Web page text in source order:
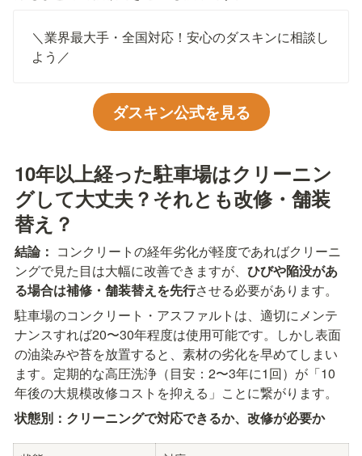
＼業界最大手・全国対応！安心のダスキンに相談し
よう／
ダスキン公式を見る
10年以上経った駐車場はクリーニン
グして大丈夫？それとも改修・舗装
替え？
結論： コンクリートの経年劣化が軽度であればクリーニ
ングで見た目は大幅に改善できますが、 ひびや陥没があ
る場合は補修・舗装替えを先行させる必要があります。
駐車場のコンクリート・アスファルトは、適切にメンテ
ナンスすれば20〜30年程度は使用可能です。しかし表面
の油染みや苔を放置すると、素材の劣化を早めてしまい
ます。定期的な高圧洗浄（目安：2〜3年に1回）が「10
年後の大規模改修コストを抑える」ことに繋がります。
状態別：クリーニングで対応できるか、改修が必要か